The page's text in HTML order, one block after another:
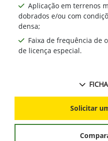
Aplicação em terrenos
dobrados e/ou com
densa;
Faixa de frequência de
de licença especial.
Solicitar